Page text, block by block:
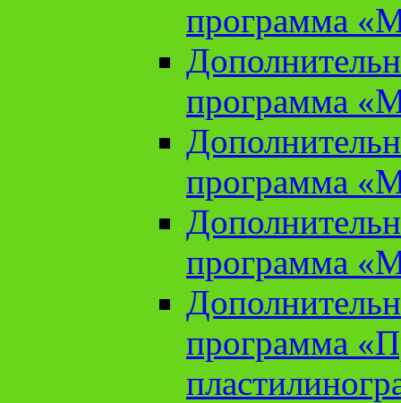
программа
программа
программа
программа
программа